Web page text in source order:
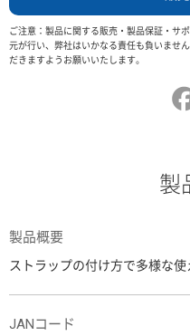
ご注意：製品に関する販売・製品保証・サ
元が行い、弊社はいかなる責任も負いませ
だきますようお願いいたします。
製
製品概要
ストラップの付け方で多様な使
JANコード